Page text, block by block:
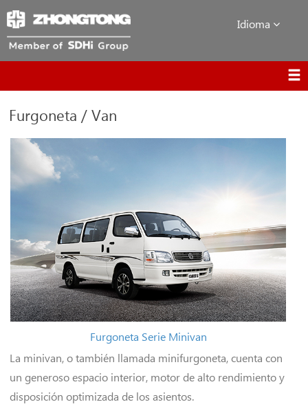
Idioma
Furgoneta / Van
Furgoneta Serie Minivan
La minivan, o también llamada minifurgoneta, cuenta con
un generoso espacio interior, motor de alto rendimiento y
disposición optimizada de los asientos.